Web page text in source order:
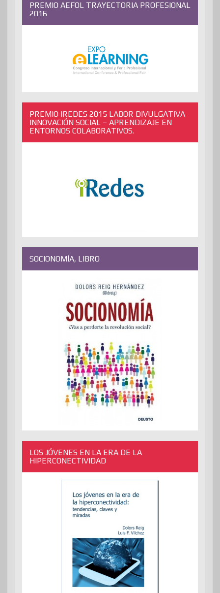
PREMIO AEFOL TRAYECTORIA PROFESIONAL
2016
PREMIO IREDES 2015 LABOR DIVULGATIVA
INNOVACIÓN SOCIAL – APRENDIZAJE EN
ENTORNOS COLABORATIVOS.
SOCIONOMÍA, LIBRO
LOS JÓVENES EN LA ERA DE LA
HIPERCONECTIVIDAD